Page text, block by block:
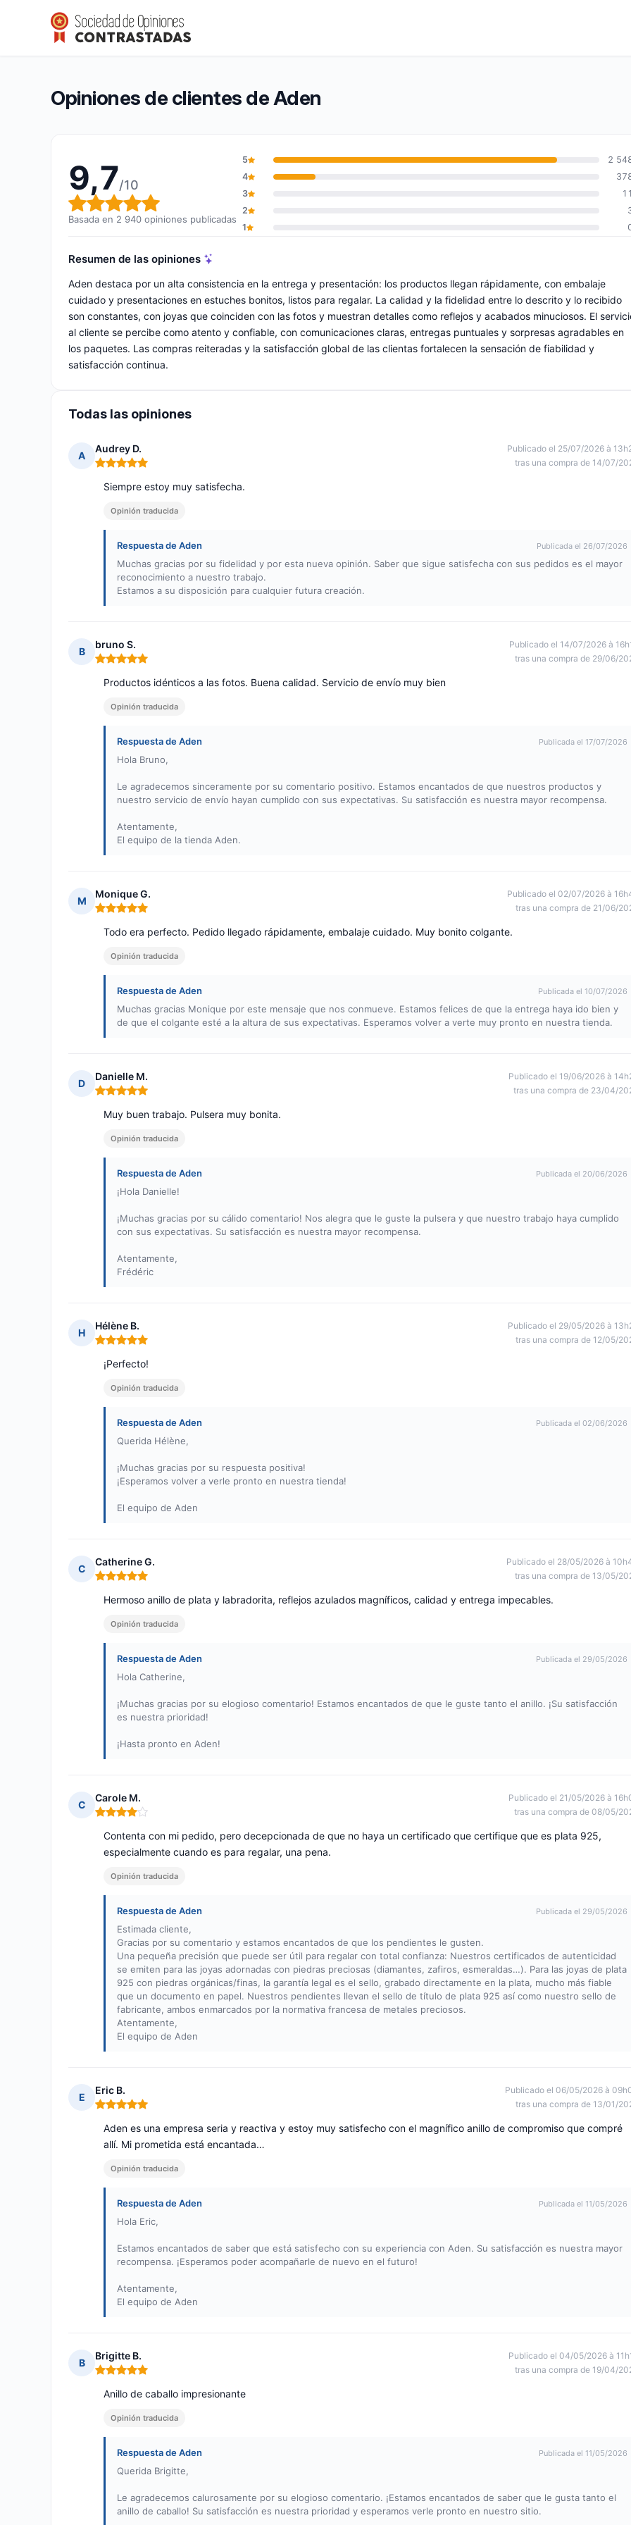
Aden
Calificación global: 9,7 de 10
9,7/10(2 940 opiniones)
Opiniones de clientes de Aden
9,7/10
Calificación global: 9,7 de 10
Basada en 2 940 opiniones publicadas
5
2
4
3
11
2
1
Resumen de las opiniones
Aden destaca por un alta consistencia en la entrega y presentación: los productos llegan rápidamente, con embalaje
cuidado y presentaciones en estuches bonitos, listos para regalar. La calidad y la fidelidad entre lo descrito y lo recibido
son constantes, con joyas que coinciden con las fotos y muestran detalles como reflejos y acabados minuciosos. El
al cliente se percibe como atento y confiable, con comunicaciones claras, entregas puntuales y sorpresas agradables en
los paquetes. Las compras reiteradas y la satisfacción global de las clientas fortalecen la sensación de fiabilidad y
satisfacción continua.
Todas las opiniones
A
Audrey D.
Nota: 5 de 5
Publicado el 25/07/2026 à
tras una compra de 14/07/
Siempre estoy muy satisfecha.
Opinión traducida
Respuesta de Aden Publicada el 26/07/2026
Muchas gracias por su fidelidad y por esta nueva opinión. Saber que sigue satisfecha con sus pedidos es el mayor
reconocimiento a nuestro trabajo.
Estamos a su disposición para cualquier futura creación.
B
bruno S.
Nota: 5 de 5
Publicado el 14/07/2026 à
tras una compra de 29/06/
Productos idénticos a las fotos. Buena calidad. Servicio de envío muy bien
Opinión traducida
Respuesta de Aden Publicada el 17/07/2026
Hola Bruno,
Le agradecemos sinceramente por su comentario positivo. Estamos encantados de que nuestros productos y
nuestro servicio de envío hayan cumplido con sus expectativas. Su satisfacción es nuestra mayor recompensa.
Atentamente,
El equipo de la tienda Aden.
M
Monique G.
Nota: 5 de 5
Publicado el 02/07/2026 à
tras una compra de 21/06/
Todo era perfecto. Pedido llegado rápidamente, embalaje cuidado. Muy bonito colgante.
Opinión traducida
Respuesta de Aden Publicada el 10/07/2026
Muchas gracias Monique por este mensaje que nos conmueve. Estamos felices de que la entrega haya ido bien y
de que el colgante esté a la altura de sus expectativas. Esperamos volver a verte muy pronto en nuestra tienda.
D
Danielle M.
Nota: 5 de 5
Publicado el 19/06/2026 à
tras una compra de 23/04/
Muy buen trabajo. Pulsera muy bonita.
Opinión traducida
Respuesta de Aden Publicada el 20/06/2026
¡Hola Danielle!
¡Muchas gracias por su cálido comentario! Nos alegra que le guste la pulsera y que nuestro trabajo haya cumplido
con sus expectativas. Su satisfacción es nuestra mayor recompensa.
Atentamente,
Frédéric
H
Hélène B.
Nota: 5 de 5
Publicado el 29/05/2026 à
tras una compra de 12/05/
¡Perfecto!
Opinión traducida
Respuesta de Aden Publicada el 02/06/2026
Querida Hélène,
¡Muchas gracias por su respuesta positiva!
¡Esperamos volver a verle pronto en nuestra tienda!
El equipo de Aden
C
Catherine G.
Nota: 5 de 5
Publicado el 28/05/2026 à
tras una compra de 13/05/
Hermoso anillo de plata y labradorita, reflejos azulados magníficos, calidad y entrega impecables.
Opinión traducida
Respuesta de Aden Publicada el 29/05/2026
Hola Catherine,
¡Muchas gracias por su elogioso comentario! Estamos encantados de que le guste tanto el anillo. ¡Su satisfacción
es nuestra prioridad!
¡Hasta pronto en Aden!
C
Carole M.
Nota: 4 de 5
Publicado el 21/05/2026 à
tras una compra de 08/05/
Contenta con mi pedido, pero decepcionada de que no haya un certificado que certifique que es plata 925,
especialmente cuando es para regalar, una pena.
Opinión traducida
Respuesta de Aden Publicada el 29/05/2026
Estimada cliente,
Gracias por su comentario y estamos encantados de que los pendientes le gusten.
Una pequeña precisión que puede ser útil para regalar con total confianza: Nuestros certificados de autenticidad
se emiten para las joyas adornadas con piedras preciosas (diamantes, zafiros, esmeraldas…). Para las joyas de plata
925 con piedras orgánicas/finas, la garantía legal es el sello, grabado directamente en la plata, mucho más fiable
que un documento en papel. Nuestros pendientes llevan el sello de título de plata 925 así como nuestro sello de
fabricante, ambos enmarcados por la normativa francesa de metales preciosos.
Atentamente,
El equipo de Aden
E
Eric B.
Nota: 5 de 5
Publicado el 06/05/2026 à
tras una compra de 13/01/
Aden es una empresa seria y reactiva y estoy muy satisfecho con el magnífico anillo de compromiso que compré
allí. Mi prometida está encantada…
Opinión traducida
Respuesta de Aden Publicada el 11/05/2026
Hola Eric,
Estamos encantados de saber que está satisfecho con su experiencia con Aden. Su satisfacción es nuestra mayor
recompensa. ¡Esperamos poder acompañarle de nuevo en el futuro!
Atentamente,
El equipo de Aden
B
Brigitte B.
Nota: 5 de 5
Publicado el 04/05/2026 à
tras una compra de 19/04/
Anillo de caballo impresionante
Opinión traducida
Respuesta de Aden Publicada el 11/05/2026
Querida Brigitte,
Le agradecemos calurosamente por su elogioso comentario. ¡Estamos encantados de saber que le gusta tanto el
anillo de caballo! Su satisfacción es nuestra prioridad y esperamos verle pronto en nuestro sitio.